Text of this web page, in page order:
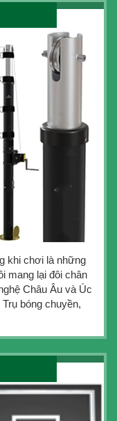
khi chơi là những
mang lại đôi chân
Châu Âu và Úc
bóng chuyền,